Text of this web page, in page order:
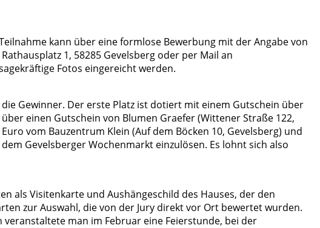
kann über eine formlose Bewerbung mit der Angabe von
1, 58285 Gevelsberg oder per Mail an
Fotos eingereicht werden.
Gewinner. Der erste Platz ist dotiert mit einem Gutschein über
einen Gutschein von Blumen Graefer (Wittener Straße 122,
vom Bauzentrum Klein (Auf dem Böcken 10, Gevelsberg) und
Gevelsberger Wochenmarkt einzulösen. Es lohnt sich also
als Visitenkarte und Aushängeschild des Hauses, der den
zur Auswahl, die von der Jury direkt vor Ort bewertet wurden.
man im Februar eine Feierstunde, bei der